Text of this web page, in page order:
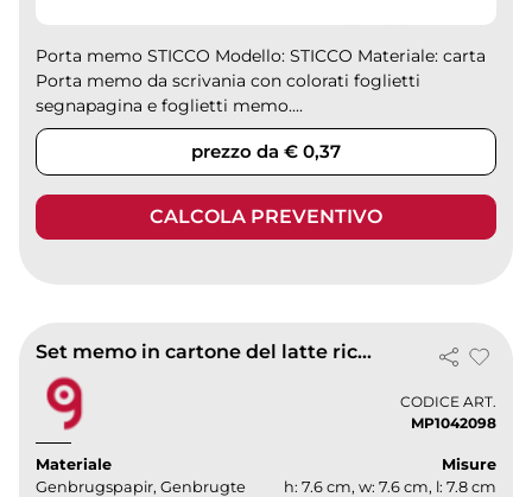
Porta memo STICCO Modello: STICCO Materiale: carta
Porta memo da scrivania con colorati foglietti
segnapagina e foglietti memo....
prezzo da € 0,37
CALCOLA PREVENTIVO
Set memo in cartone del latte riciclato thalassa
CODICE ART.
MP1042098
Materiale
Genbrugspapir, Genbrugte
Misure
h: 7.6 cm, w: 7.6 cm, l: 7.8 cm